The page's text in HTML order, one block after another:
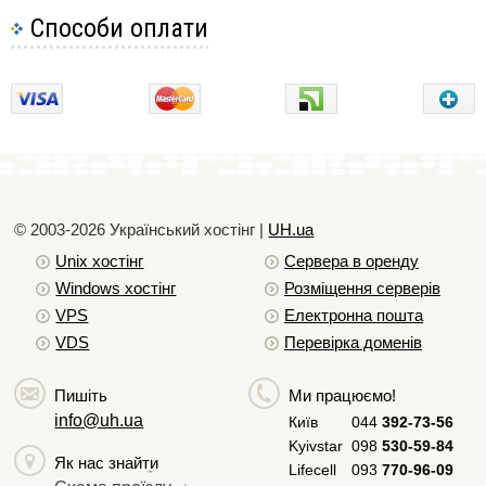
повідомленнях у полі "Від:".
«E-mail» - назва поштової скриньки, що
настроюється (у прикладі вказана поштова
скринька faq@faqsite.ml).
«Пароль - пароль від поштової скриньки, що
"Опис" - опис облікового запису.
Натискаємо на кнопку «Далі»:
Способи оплати
© 2003-2026 Український хостiнг | UH.ua
Unix хостiнг
Windows хостiнг
VPS
VDS
Сервера в оренду
Розміщення серверів
Електронна пошта
Перевірка доменів
Пишіть
info@uh.ua
Як нас знайти
Ми працюємо!
Київ 044 392-73-56
Kyivstar 098 530-59-84
Lifecell
093 770-96-09